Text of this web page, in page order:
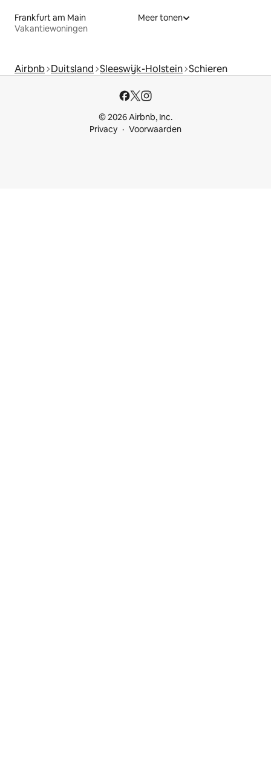
Frankfurt am Main
Vakantiewoningen
Meer tonen
Airbnb Duitsland Sleeswijk-Holstein Schieren
© 2026 Airbnb, Inc.
Privacy
Voorwaarden